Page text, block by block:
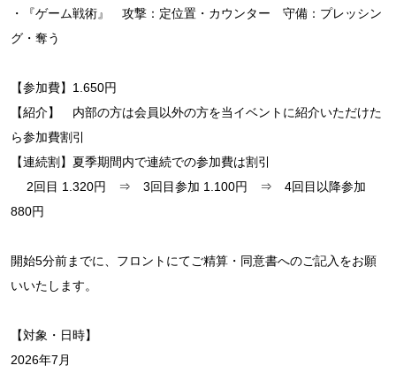
・『ゲーム戦術』 攻撃：定位置・カウンター 守備：プレッシン
グ・奪う
【参加費】1.650円
【紹介】 内部の方は会員以外の方を当イベントに紹介いただけた
ら参加費割引
【連続割】夏季期間内で連続での参加費は割引
2回目 1.320円 ⇒ 3回目参加 1.100円 ⇒ 4回目以降参加
880円
開始5分前までに、フロントにてご精算・同意書へのご記入をお願
いいたします。
【対象・日時】
2026年7月